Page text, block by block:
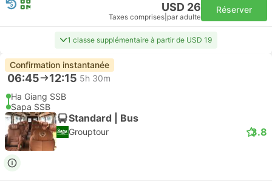
USD 26
Taxes comprises par adulte
Réserver
1 classe supplémentaire à partir de USD 19
Confirmation instantanée
06:45 12:15 5h 30m
Ha Giang SSB
Sapa SSB
Standard | Bus
Grouptour 3.8